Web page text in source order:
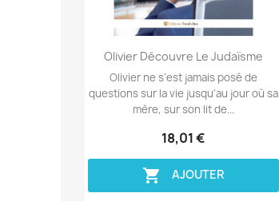
Aperçu rapide
Olivier Découvre Le Judaïsme
Olivier ne s’est jamais posé de
questions sur la vie jusqu'au jour où sa
mère, sur son lit de...
18,01 €
 AJOUTER